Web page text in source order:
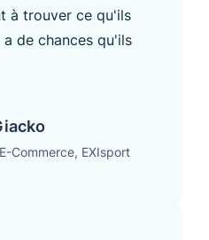
à trouver ce qu'ils
de chances qu'ils
Commerce, EXIsport